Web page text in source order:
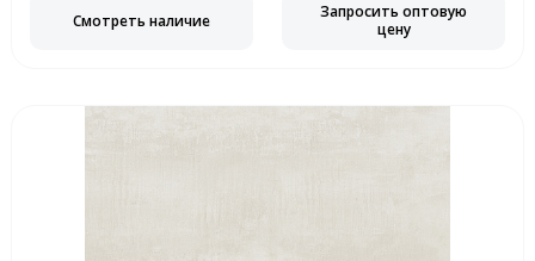
Смотреть наличие
Запросить оптовую
цену